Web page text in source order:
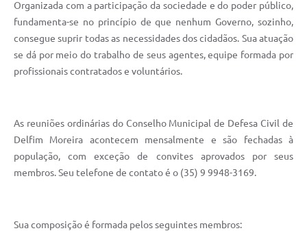
Organizada com a participação da sociedade e do poder público,
fundamenta-se no princípio de que nenhum Governo, sozinho,
consegue suprir todas as necessidades dos cidadãos. Sua atuação
se dá por meio do trabalho de seus agentes, equipe formada por
profissionais contratados e voluntários.
As reuniões ordinárias do Conselho Municipal de Defesa Civil de
Delfim Moreira acontecem mensalmente e são fechadas à
população, com exceção de convites aprovados por seus
membros. Seu telefone de contato é o (35) 9 9948-3169.
Sua composição é formada pelos seguintes membros: